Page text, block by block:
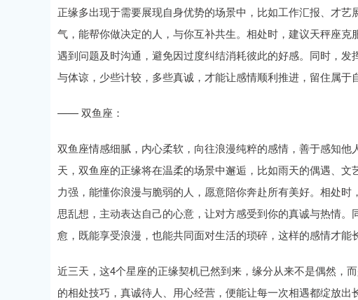
正缘多出现于需要展现自身优势的场景中，比如工作汇报、才
气，能帮你做决定的人，与你互补共生。相处时，建议天秤座
遇到问题及时沟通，避免因过度纠结消耗彼此的好感。同时，
与体谅，少些计较，多些真诚，才能让感情顺利推进，留住属于
—— 双鱼座：
双鱼座情感细腻，内心柔软，向往浪漫纯粹的感情，善于感知
天，双鱼座的正缘将在温柔的场景中邂逅，比如雨天的偶遇、
力强，能懂你浪漫与脆弱的人，愿意陪你奔赴所有美好。相处
思乱想，主动表达自己的心意，让对方感受到你的真诚与热情
愈，既能享受浪漫，也能共同面对生活的琐碎，这样的感情才能
近三天，这4个星座的正缘契机已然到来，缘分从来不是偶然，
的相处技巧，真诚待人、用心经营，便能让每一次相遇都绽放